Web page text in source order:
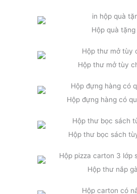
Hộp quà tặng
Hộp thư mở tùy
Hộp đựng hàng có
Hộp thư bọc sách
Hộp thư nắp